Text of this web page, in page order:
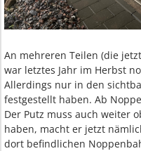
An mehreren Teilen (die
war letztes Jahr im Herbst
Allerdings nur in den
festgestellt haben. Ab
Der Putz muss auch weiter
haben, macht er jetzt
dort befindlichen